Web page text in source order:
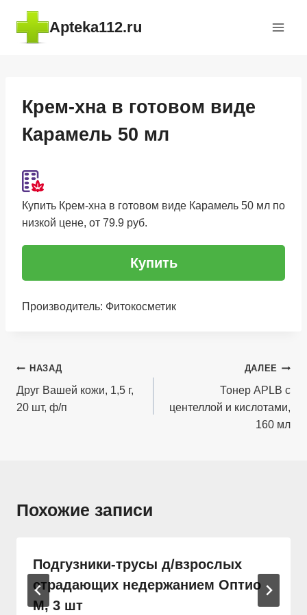
Перейти
содержимому
Apteka112.ru
Крем-хна в готовом виде
Карамель 50 мл
Купить Крем-хна в готовом виде Карамель 50 мл по
низкой цене, от 79.9 руб.
Купить
Производитель: Фитокосметик
Навигация
по
записям
НАЗАД
Друг Вашей кожи, 1,5 г,
20 шт, ф/п
ДАЛЕЕ
Тонер APLB с
центеллой и кислотами,
160 мл
Похожие записи
Подгузники-трусы д/взрослых
страдающих недержанием Оптио
M, 3 шт